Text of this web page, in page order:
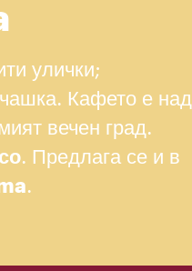
улички;
Кафето е над
вечен град.
. Предлага се и в
.